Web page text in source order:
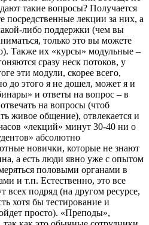
такие вопросы? Получается
посредственные лекции за них, а
либо поддержки (чем вы
только это вы можете
Также их «курсы» модульные –
сразу неск потоков, у
эти модули, скорее всего,
до этого я не дошел, может я и
и ответы на вопрос – в
на вопросы (чтоб
живое общение), отвлекается и
«лекций» минут 30-40 ни о
абсолютно
новички, которые не знают
а есть люди явно уже с опытом
половыми органами в
и т.п. Естественно, это все
всех подряд (на другом ресурсе,
хотя бы тестирование и
просто). «Преподы»,